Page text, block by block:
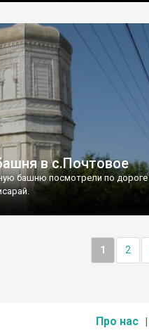
в с.Почтовое
башню посмотрели по дороге
1 2
Про нас